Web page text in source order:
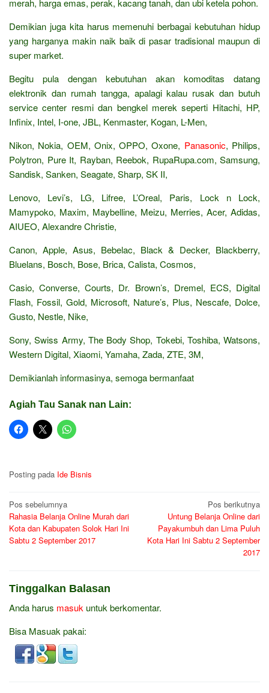
merah, harga emas, perak, kacang tanah, dan ubi ketela pohon.
Demikian juga kita harus memenuhi berbagai kebutuhan hidup
yang harganya makin naik baik di pasar tradisional maupun di
super market.
Begitu pula dengan kebutuhan akan komoditas datang
elektronik dan rumah tangga, apalagi kalau rusak dan butuh
service center resmi dan bengkel merek seperti Hitachi, HP,
Infinix, Intel, I-one, JBL, Kenmaster, Kogan, L-Men,
Nikon, Nokia, OEM, Onix, OPPO, Oxone, Panasonic, Philips,
Polytron, Pure It, Rayban, Reebok, RupaRupa.com, Samsung,
Sandisk, Sanken, Seagate, Sharp, SK II,
Lenovo, Levi’s, LG, Lifree, L’Oreal, Paris, Lock n Lock,
Mamypoko, Maxim, Maybelline, Meizu, Merries, Acer, Adidas,
AIUEO, Alexandre Christie,
Canon, Apple, Asus, Bebelac, Black & Decker, Blackberry,
Bluelans, Bosch, Bose, Brica, Calista, Cosmos,
Casio, Converse, Courts, Dr. Brown’s, Dremel, ECS, Digital
Flash, Fossil, Gold, Microsoft, Nature’s, Plus, Nescafe, Dolce,
Gusto, Nestle, Nike,
Sony, Swiss Army, The Body Shop, Tokebi, Toshiba, Watsons,
Western Digital, Xiaomi, Yamaha, Zada, ZTE, 3M,
Demikianlah informasinya, semoga bermanfaat
Agiah Tau Sanak nan Lain:
Posting pada Ide Bisnis
Navigasi
pos
Pos sebelumnya
Rahasia Belanja Online Murah dari
Kota dan Kabupaten Solok Hari Ini
Sabtu 2 September 2017
Pos berikutnya
Untung Belanja Online dari
Payakumbuh dan Lima Puluh
Kota Hari Ini Sabtu 2 September
2017
Tinggalkan Balasan
Anda harus masuk untuk berkomentar.
Bisa Masuak pakai: